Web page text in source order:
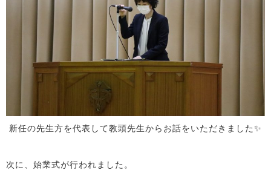
新任の先生方を代表して教頭先生からお話をいただきました✨
次に、始業式が行われました。